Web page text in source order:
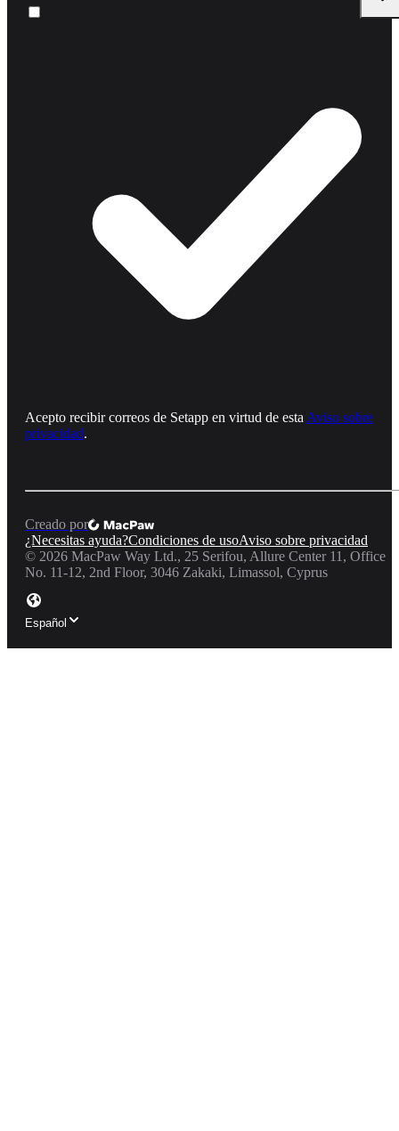
Acepto recibir correos de Setapp en virtud de esta Aviso sobre
privacidad.
Creado por
¿Necesitas ayuda?Condiciones de usoAviso sobre privacidad
© 2026 MacPaw Way Ltd., 25 Serifou, Allure Center 11, Office
No. 11-12, 2nd Floor, 3046 Zakaki, Limassol, Cyprus
Español